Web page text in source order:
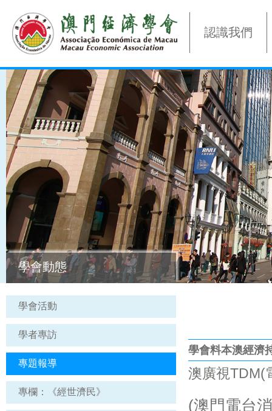
認識我們
學會動態
學會活動
學者專訪
專題報導
專欄：《經世濟民》
學會料本澳經濟
澳廣視TDM(
(澳門電台